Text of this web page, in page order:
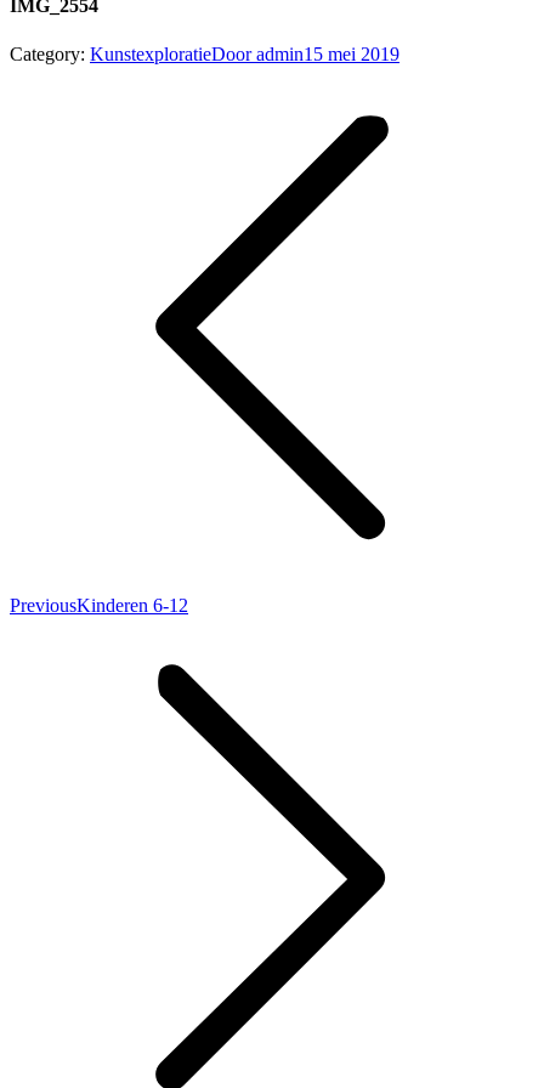
IMG_2554
Category: KunstexploratieDooradmin15 mei 2019
PreviousPrevious
Kinderen 6-12